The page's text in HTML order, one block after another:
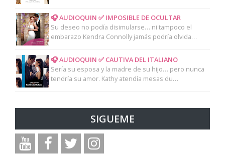
🎧 AUDIOQUIN ✅ IMPOSIBLE DE OCULTAR
Su deseo no podía disimularse… ni tampoco el
embarazo Kendra Connolly jamás podría olvida…
🎧 AUDIOQUIN ✅ CAUTIVA DEL ITALIANO
Sería su esposa y la madre de su hijo… pero nunca
tendría su amor. Kathy atendía mesas du…
SIGUEME